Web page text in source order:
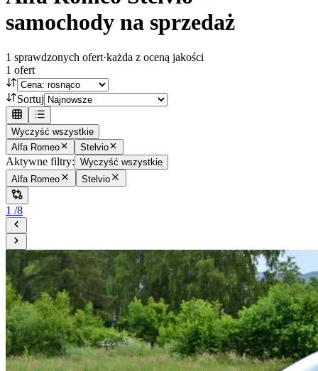
samochody na sprzedaż
1 sprawdzonych ofert·każda z oceną jakości
1 ofert
Sortuj
Wyczyść wszystkie
Alfa Romeo
Stelvio
Aktywne filtry: Wyczyść wszystkie
Alfa Romeo
Stelvio
1 /8